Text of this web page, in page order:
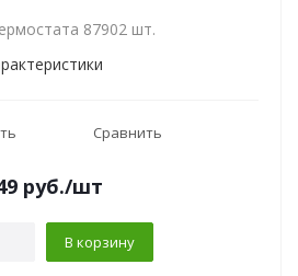
87902 шт.
Сравнить
руб./шт
В корзину